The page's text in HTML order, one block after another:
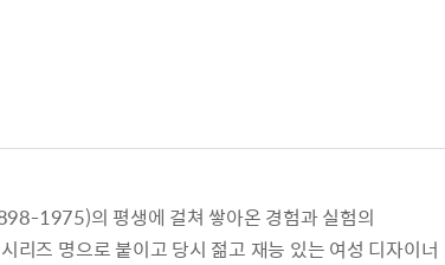
1975)의 평생에 걸쳐 쌓아온 경험과 실험의
리즈 명으로 붙이고 당시 젊고 재능 있는 여성 디자이너